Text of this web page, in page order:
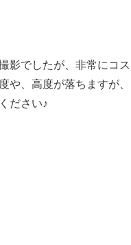
影でしたが、非常にコス
や、高度が落ちますが、
ださい♪